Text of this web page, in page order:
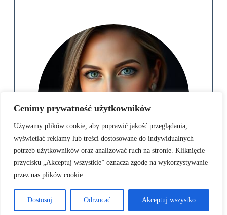
Cenimy prywatność użytkowników
Używamy plików cookie, aby poprawić jakość przeglądania,
wyświetlać reklamy lub treści dostosowane do indywidualnych
potrzeb użytkowników oraz analizować ruch na stronie. Kliknięcie
przycisku „Akceptuj wszystkie” oznacza zgodę na wykorzystywanie
przez nas plików cookie.
Dostosuj Odrzucać Akceptuj wszystko
Lidia Cieślak